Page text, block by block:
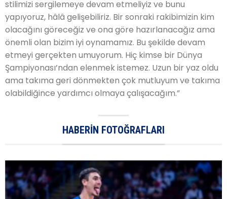
stilimizi sergilemeye devam etmeliyiz ve bunu
yapıyoruz, hâlâ gelişebiliriz. Bir sonraki rakibimizin kim
olacağını göreceğiz ve ona göre hazırlanacağız ama
önemli olan bizim iyi oynamamız. Bu şekilde devam
etmeyi gerçekten umuyorum. Hiç kimse bir Dünya
Şampiyonası’ndan elenmek istemez. Uzun bir yaz oldu
ama takıma geri dönmekten çok mutluyum ve takıma
olabildiğince yardımcı olmaya çalışacağım.”
HABERIN FOTOĞRAFLARI